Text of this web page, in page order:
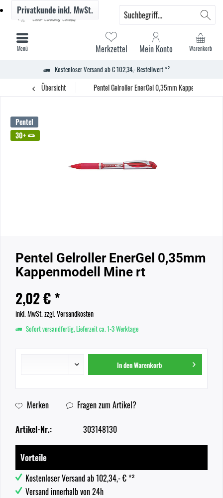
Kostenloser Versand ab € 102,34,- Bestellwert *²
Warenkorb
Merkzettel Mein Konto
Privatkundeinkl. MwSt.
Menü
Übersicht Pentel Gelroller EnerGel 0,35mm Kappenmodell
Pentel
30+
Pentel Gelroller EnerGel 0,35mm
Kappenmodell Mine rt
2,02 € *
inkl. MwSt.zzgl. Versandkosten
Sofort versandfertig, Lieferzeit ca. 1-3 Werktage
In denWarenkorb
Merken Fragen zum Artikel?
Artikel-Nr.: 303148130
Vorteile
Kostenloser Versand ab 102,34,- € *²
Versand innerhalb von 24h